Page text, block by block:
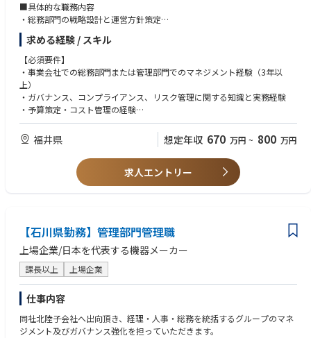
■具体的な職務内容
・総務部門の戦略設計と運営方針策定
・ガバナンス体制の強化（社内規程体系の設計・改定、コンプライアンス
監督）
・株主総会・取締役会運営の統括（法令対応、リスク管理、外部専門家折
衝）
・健康経営推進の計画策定と実行管理
・防災・BCPの策定と全社展開、リスクマネジメントの強化
・本社拠点の設備維持・セキュリティ管理の統括
・DX推進（契約書管理システム、座席予約、文書管理などの導入）
・外部委託業者の選定・契約管理・品質評価
・各部署との連携による後方支援体制の構築
・その他：上記関連業務
求める経験 / スキル
【必須要件】
・事業会社での総務部門または管理部門でのマネジメント経験（3年以
上）
・ガバナンス、コンプライアンス、リスク管理に関する知識と実務経験
・予算策定・コスト管理の経験
・社内外ステークホルダーとの折衝力（役員・外部専門家・官公庁）
【歓迎要件】
・DX推進や業務改善プロジェクトのリード経験
・株主総会・取締役会運営の統括経験
・防災・BCP策定や危機管理の実務経験
・法務・情報セキュリティ・労務関連の知識
福井県 想定年収 670 万円 ~ 800 万円
求人エントリー
【石川県勤務】管理部門管理職
上場企業/日本を代表する機器メーカー
課長以上 上場企業
仕事内容
同社北陸子会社へ出向頂き、経理・人事・総務を統括するグループのマネ
ジメント及びガバナンス強化を担っていただきます。